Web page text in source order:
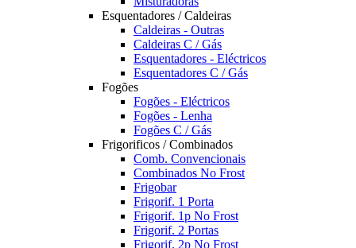
Esquentadores / Caldeiras
Caldeiras - Outras
Caldeiras C / Gás
Esquentadores - Eléctricos
Esquentadores C / Gás
Fogões
Fogões - Eléctricos
Fogões - Lenha
Fogões C / Gás
Frigorificos / Combinados
Comb. Convencionais
Combinados No Frost
Frigobar
Frigorif. 1 Porta
Frigorif. 1p No Frost
Frigorif. 2 Portas
Frigorif. 2p No Frost